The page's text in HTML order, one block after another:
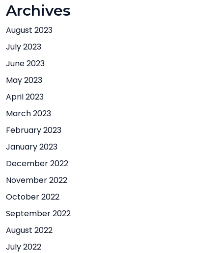
Archives
August 2023
July 2023
June 2023
May 2023
April 2023
March 2023
February 2023
January 2023
December 2022
November 2022
October 2022
September 2022
August 2022
July 2022